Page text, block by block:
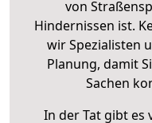
von
Hindernissen ist.
wir Spezialisten
Planung, damit
Sachen
In der Tat gibt es